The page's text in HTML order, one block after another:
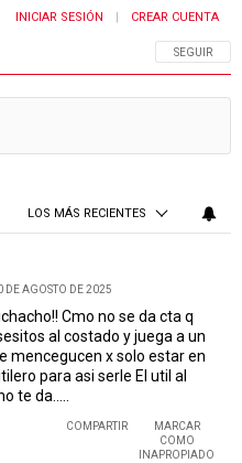
SIGA ESTA
SEGUIR
INICIAR SESIÓN CREAR CUENTA
LOS MÁS RECIENTES
DE AGOSTO DE 2025
Cmo no se da cta q
al costado y juega a un
mencegucen x solo estar en
para asi serle El util al
te da.....
COMPARTIR
MARCAR
COMO
INAPROPIADO